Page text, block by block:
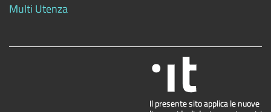
Multi Utenza